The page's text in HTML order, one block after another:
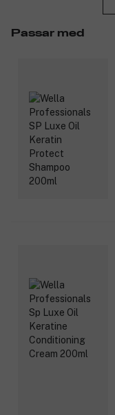
Applicera i vått eller
Passar med